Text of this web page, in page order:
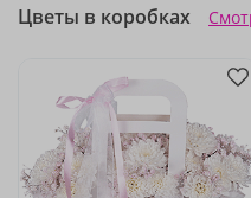
Цветы в коробках